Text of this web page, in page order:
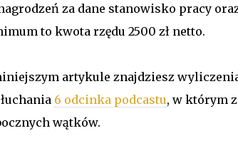
za dane stanowisko pracy
to kwota rzędu 2500 zł netto.
artykule znajdziesz
6 odcinka podcastu, w którym
wątków.